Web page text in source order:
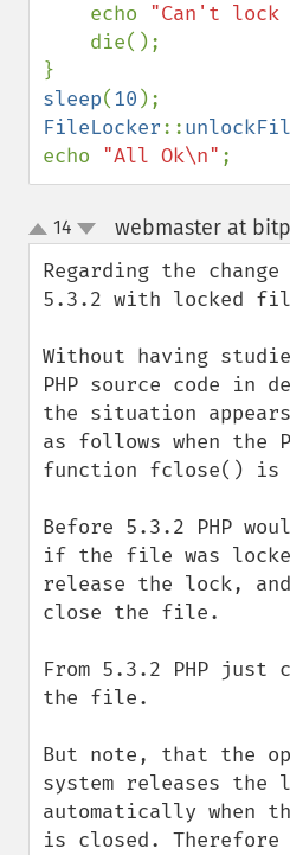
    echo
"Can't
sleep(10
FileLocker::
echo "All Ok\n" ;
up
down
14 webmaster at
Regarding the change
5.3.2 with locked
Without having
PHP source code in
the situation
as follows when the
function fclose() is
Before 5.3.2 PHP
if the file was
release the lock,
close the file.
From 5.3.2 PHP just
the file.
But note, that the
system releases the
automatically when
is closed.